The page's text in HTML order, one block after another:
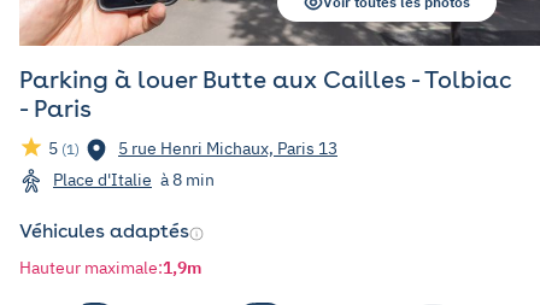
Parking à louer Butte aux Cailles - Tolbiac
- Paris
5 (1)
5 rue Henri Michaux, Paris 13
Place d'Italie à 8 min
Véhicules adaptés
Hauteur maximale:1,9m